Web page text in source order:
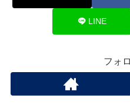
LINE
フォ